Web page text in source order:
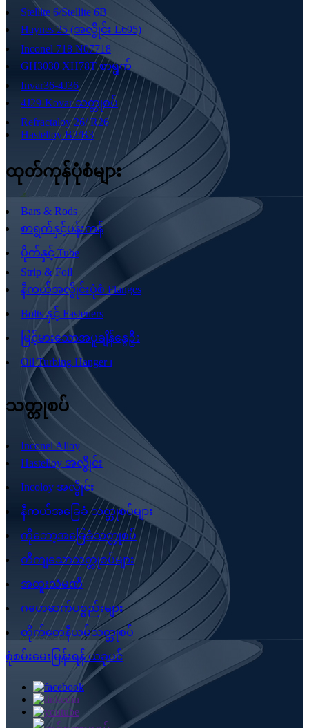
Stellite 6/Stellite 6B
Haynes 25 (အလွိုင်း L605)
Inconel 718 N07718
GH3030 XH78T စာရွက်
Invar36-4J36
4J29-Kovar သတ္တုစပ်
Refractaloy 26/ R26
Hastelloy B2/B3
ထုတ်ကုန်ပုံစံများ
Bars & Rods
စာရွက်နှင့်ပန်းကန်
ပိုက်နှင့် Tube
Strip & Foil
နီကယ်အလွိုင်းပုံစံ Flanges
Bolts နှင့် Fasteners
မြင့်မားသောအပူချိန်နွေဦး
Oil Turbing Hanger ၊
သတ္တုစပ်
Inconel Alloy
Hastelloy အလွိုင်း
Incoloy အလွိုင်း
နီကယ်အခြေခံ သတ္တုစပ်များ
ကိုဘော့အခြေခံသတ္တုစပ်
တိကျသောသတ္တုစပ်များ
အထူးသံမဏိ
ဂဟေဆက်ပစ္စည်းများ
တိုက်တေနီယမ်သတ္တုစပ်
စုံစမ်းမေးမြန်းရန် ယခုပင်